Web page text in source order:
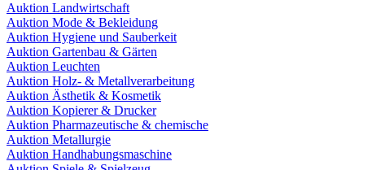
Auktion Landwirtschaft
Auktion Mode & Bekleidung
Auktion Hygiene und Sauberkeit
Auktion Gartenbau & Gärten
Auktion Leuchten
Auktion Holz- & Metallverarbeitung
Auktion Ästhetik & Kosmetik
Auktion Kopierer & Drucker
Auktion Pharmazeutische & chemische
Auktion Metallurgie
Auktion Handhabungsmaschine